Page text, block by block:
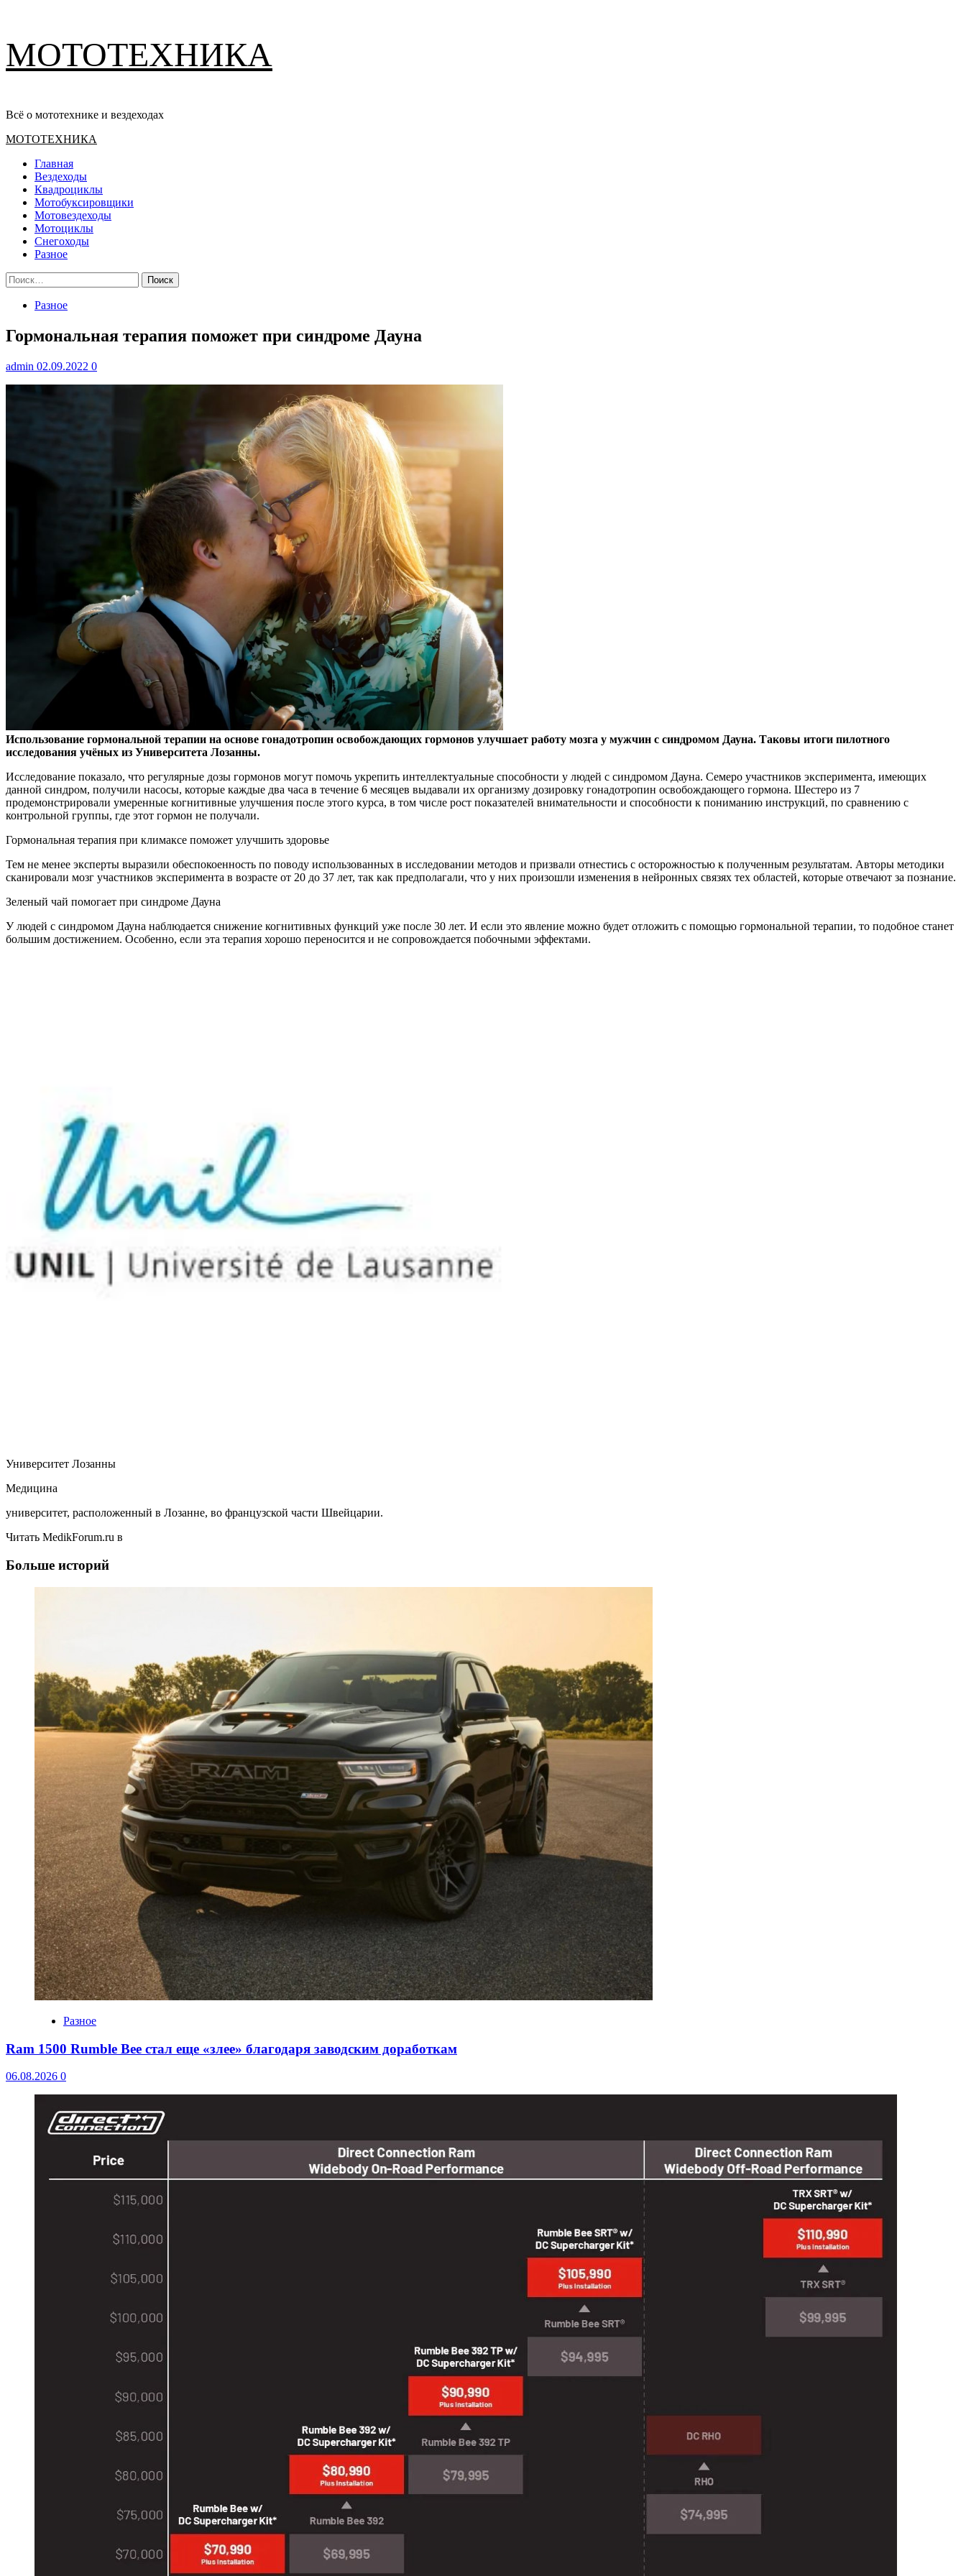
содержимому
МОТОТЕХНИКА
Всё о мототехнике и вездеходах
Основное
МОТОТЕХНИКА
Главная
Вездеходы
Квадроциклы
Мотобуксировщики
Мотовездеходы
Мотоциклы
Снегоходы
Разное
Найти:
Разное
Гормональная терапия поможет при синдроме Дауна
admin 02.09.2022 0
Использование гормональной терапии на основе гонадотропин освобождающих гормонов улучшает работу мозга у мужчин с синдромом Дауна. Таковы итоги пилотного
исследования учёных из Университета Лозанны.
Исследование показало, что регулярные дозы гормонов могут помочь укрепить интеллектуальные способности у людей с синдромом Дауна. Семеро участников эксперимента, имеющих
данной синдром, получили насосы, которые каждые два часа в течение 6 месяцев выдавали их организму дозировку гонадотропин освобождающего гормона. Шестеро из 7
продемонстрировали умеренные когнитивные улучшения после этого курса, в том числе рост показателей внимательности и способности к пониманию инструкций, по сравнению с
контрольной группы, где этот гормон не получали.
Гормональная терапия при климаксе поможет улучшить здоровье
Тем не менее эксперты выразили обеспокоенность по поводу использованных в исследовании методов и призвали отнестись с осторожностью к полученным результатам. Авторы методики
сканировали мозг участников эксперимента в возрасте от 20 до 37 лет, так как предполагали, что у них произошли изменения в нейронных связях тех областей, которые отвечают за познание.
Зеленый чай помогает при синдроме Дауна
У людей с синдромом Дауна наблюдается снижение когнитивных функций уже после 30 лет. И если это явление можно будет отложить с помощью гормональной терапии, то подобное станет
большим достижением. Особенно, если эта терапия хорошо переносится и не сопровождается побочными эффектами.
Университет Лозанны
Медицина
университет, расположенный в Лозанне, во французской части Швейцарии.
Читать MedikForum.ru в
Больше историй
Разное
Ram 1500 Rumble Bee стал еще «злее» благодаря заводским доработкам
06.08.2026 0